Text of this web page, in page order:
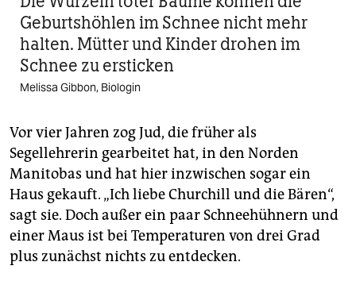
Geburtshöhlen im Schnee nicht mehr
halten. Mütter und Kinder drohen im
Schnee zu ersticken
Melissa Gibbon, Biologin
Vor vier Jahren zog Jud, die früher als
Segellehrerin gearbeitet hat, in den Norden
Manitobas und hat hier inzwischen sogar ein
Haus gekauft. „Ich liebe Churchill und die Bären“,
sagt sie. Doch außer ein paar Schneehühnern und
einer Maus ist bei Temperaturen von drei Grad
plus zunächst nichts zu entdecken.